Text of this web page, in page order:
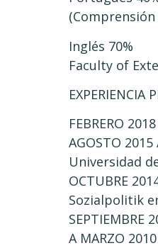
Inglés 70%
Faculty of
EXPERIENCIA
FEBRERO
AGOSTO
Universidad
OCTUBRE
Sozialpolitik
SEPTIEMBRE
A MARZO